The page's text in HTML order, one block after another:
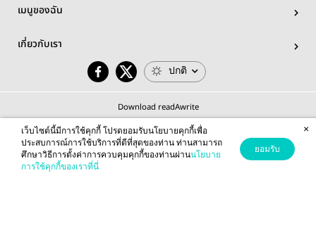
เมนูของฉัน
เกี่ยวกับเรา
ปกติ
Download readAwrite
© 2026 readAwrite.com by MEB Corporation Public Company Limited
This site is protected by reCAPTCHA and the Google
เว็บไซต์นี้มีการใช้คุกกี้ โปรดยอมรับนโยบายคุกกี้เพื่อ
ประสบการณ์การใช้บริการที่ดีที่สุดของท่าน ท่านสามารถ
ศึกษาวิธีการตั้งค่าการควบคุมคุกกี้ของท่านผ่านนโยบาย
การใช้คุกกี้ของเราที่นี่
ยอมรับ
×